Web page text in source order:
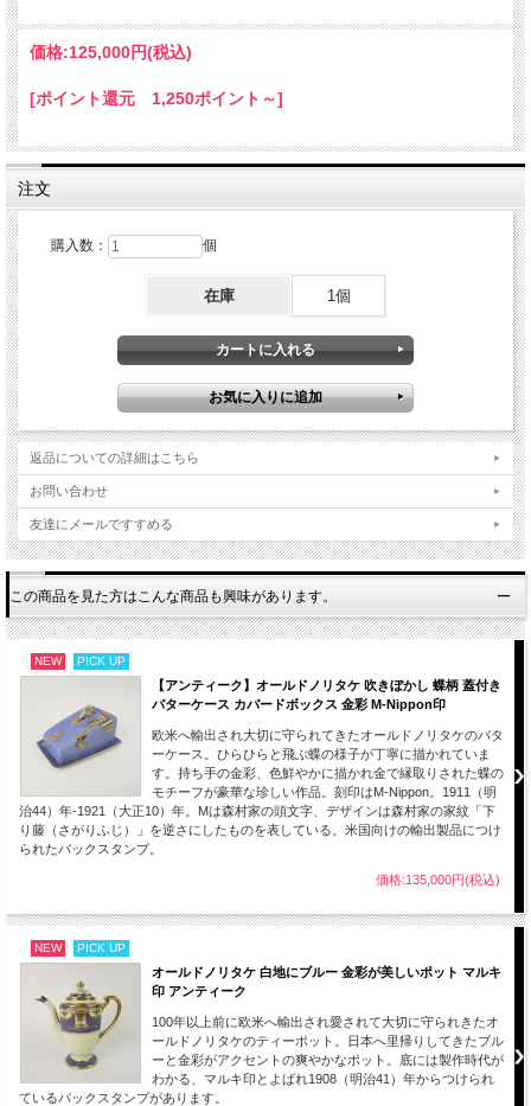
オレンジ色のラスター彩が輝く黒猫のフィギュリンがアクセントのオールドノリタ
ケの蓋付き小物入れ。艶の良い黒の毛色に黄色の目や耳の中のピンク色、そして鈴
付きの首輪の赤色などが映えて上品な雰囲気を醸し出しています。
手のひらサイズでとても可愛らしい器なのでお部屋に飾っていただくことでお部屋
画像をご確認ください。
作られた年代は1921年-1941年頃。
今から100年以上前もしくは100年近く前にに日本で作られ、米国へ渡り現地の
人々の間で大切に愛され守られ続けてきた逸品です。
今回は里帰り品として日本の皆様へお披露目するお品となります。
近代輸出陶磁器として当時の日本人の職人たちの作品に向かう丁寧な姿勢や技術力
の高さがうかがえる希少な小物入れ。
次の100年もまた作品を愛してくださいる方々との出会いを楽しみしています。
価格:125,000円(税込)
[ポイント還元 1,250ポイント～]
注文
購入数： 個
在庫 1個
返品についての詳細はこちら
お問い合わせ
友達にメールですすめる
この商品を見た方はこんな商品も興味があります。
NEW PICK UP
【アンティーク】オールドノリタケ 吹きぼかし 蝶柄 蓋付き
バターケース カバードボックス 金彩 M-Nippon印
欧米へ輸出され大切に守られてきたオールドノリタケのバタ
ーケース。ひらひらと飛ぶ蝶の様子が丁寧に描かれていま
す。持ち手の金彩、色鮮やかに描かれ金で縁取りされた蝶の
モチーフが豪華な珍しい作品。刻印はM-Nippon。1911（明
治44）年-1921（大正10）年。Mは森村家の頭文字、デザインは森村家の家紋「下
り藤（さがりふじ）」を逆さにしたものを表している。米国向けの輸出製品につけ
られたバックスタンプ。
価格:135,000円(税込)
NEW PICK UP
オールドノリタケ 白地にブルー 金彩が美しいポット マルキ
印 アンティーク
100年以上前に欧米へ輸出され愛されて大切に守られきたオ
ールドノリタケのティーポット。日本へ里帰りしてきたブル
ーと金彩がアクセントの爽やかなポット。底には製作時代が
わかる、マルキ印とよばれ1908（明治41）年からつけられ
ているバックスタンプがあります。